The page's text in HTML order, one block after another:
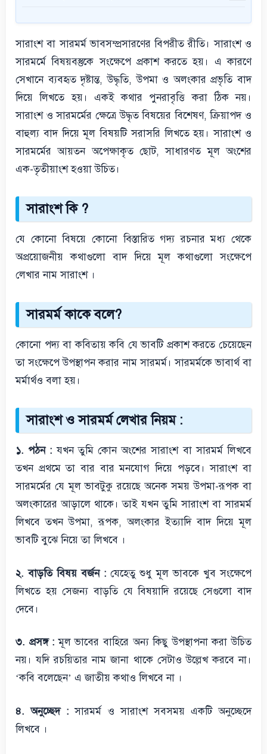
সারাংশ বা সারমর্ম ভাবসম্প্রসারণের বিপরীত রীতি। সারাংশ ও
সারমর্মে বিষয়বস্তুকে সংক্ষেপে প্রকাশ করতে হয়। এ কারণে
সেখানে ব্যবহৃত দৃষ্টান্ত, উদ্ধৃতি, উপমা ও অলংকার প্রভৃতি বাদ
দিয়ে লিখতে হয়। একই কথার পুনরাবৃত্তি করা ঠিক নয়।
সারাংশ ও সারমর্মের ক্ষেত্রে উদ্ধৃত বিষয়ের বিশেষণ, ক্রিয়াপদ ও
বাহুল্য বাদ দিয়ে মূল বিষয়টি সরাসরি লিখতে হয়। সারাংশ ও
সারমর্মের আয়তন অপেক্ষাকৃত ছোট, সাধারণত মূল অংশের
এক-তৃতীয়াংশ হওয়া উচিত।
সারাংশ কি ?
যে কোনো বিষয়ে কোনো বিস্তারিত গদ্য রচনার মধ্য থেকে
অপ্রয়োজনীয় কথাগুলো বাদ দিয়ে মূল কথাগুলো সংক্ষেপে
লেখার নাম সারাংশ ।
সারমর্ম কাকে বলে?
কোনো পদ্য বা কবিতায় কবি যে ভাবটি প্রকাশ করতে চেয়েছেন
তা সংক্ষেপে উপস্থাপন করার নাম সারমর্ম। সারমর্মকে ভাবার্থ বা
মর্মার্থও বলা হয়।
সারাংশ ও সারমর্ম লেখার নিয়ম :
১. পঠন : যখন তুমি কোন অংশের সারাংশ বা সারমর্ম লিখবে
তখন প্রথমে তা বার বার মনযোগ দিয়ে পড়বে। সারাংশ বা
সারমর্মের যে মূল ভাবটুকু রয়েছে অনেক সময় উপমা-রূপক বা
অলংকারের আড়ালে থাকে। তাই যখন তুমি সারাংশ বা সারমর্ম
লিখবে তখন উপমা, রূপক, অলংকার ইত্যাদি বাদ দিয়ে মূল
ভাবটি বুঝে নিয়ে তা লিখবে ।
২. বাড়তি বিষয় বর্জন :যেহেতু শুধু মূল ভাবকে খুব সংক্ষেপে
লিখতে হয় সেজন্য বাড়তি যে বিষয়াদি রয়েছে সেগুলো বাদ
দেবে।
৩. প্রসঙ্গ : মূল ভাবের বাহিরে অন্য কিছু উপস্থাপনা করা উচিত
নয়। যদি রচয়িতার নাম জানা থাকে সেটাও উল্লেখ করবে না।
‘কবি বলেছেন’ এ জাতীয় কথাও লিখবে না ।
৪. অনুচ্ছেদ : সারমর্ম ও সারাংশ সবসময় একটি অনুচ্ছেদে
লিখবে ।